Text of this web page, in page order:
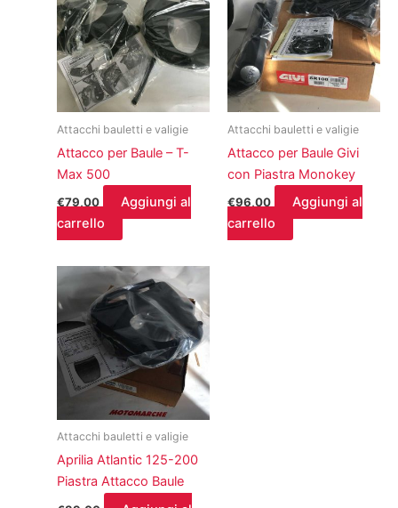
Attacchi bauletti e valigie
Attacco per Baule – T-
Max 500
€79,00
Aggiungi al
carrello
Attacchi bauletti e valigie
Attacco per Baule Givi
con Piastra Monokey
€96,00
Aggiungi al
carrello
Attacchi bauletti e valigie
Aprilia Atlantic 125-200
Piastra Attacco Baule